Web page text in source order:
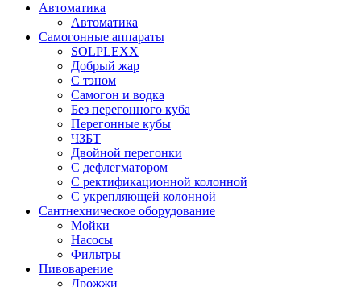
Автоматика
Автоматика
Самогонные аппараты
SOLPLEXX
Добрый жар
С тэном
Самогон и водка
Без перегонного куба
Перегонные кубы
ЧЗБТ
Двойной перегонки
С дефлегматором
С ректификационной колонной
С укрепляющей колонной
Сантнехническое оборудование
Мойки
Насосы
Фильтры
Пивоварение
Дрожжи